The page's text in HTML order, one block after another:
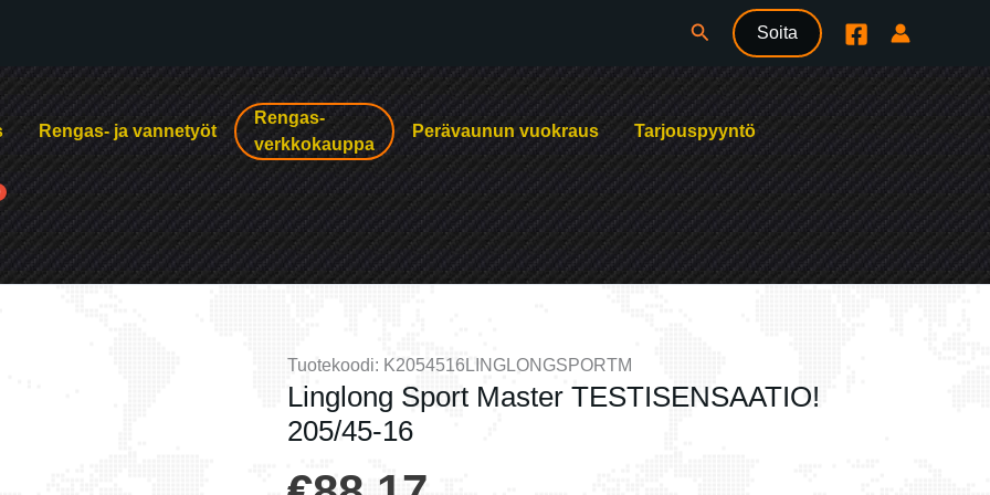
Hae Soita
Rengas- ja vannetyöt
Rengas-
verkkokauppa
Perävaunun vuokraus Tarjouspyyntö
Tuotekoodi: K2054516LINGLONGSPORTM
Linglong Sport Master TESTISENSAATIO!
205/45-16